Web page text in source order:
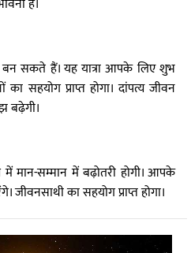
है।
बन सकते हैं। यह यात्रा आपके लिए शुभ
का सहयोग प्राप्त होगा। दांपत्य जीवन
बढ़ेगी।
में मान-सम्मान में बढ़ोतरी होगी। आपके
जीवनसाथी का सहयोग प्राप्त होगा।